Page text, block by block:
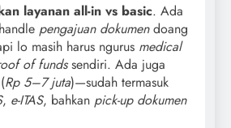
layanan all-in vs basic. Ada
pengajuan dokumendoang
lo masih harus ngurus medical
of fundssendiri. Ada juga
Rp 5–7 juta)—sudah termasuk
, e-ITAS, bahkan pick-up dokumen